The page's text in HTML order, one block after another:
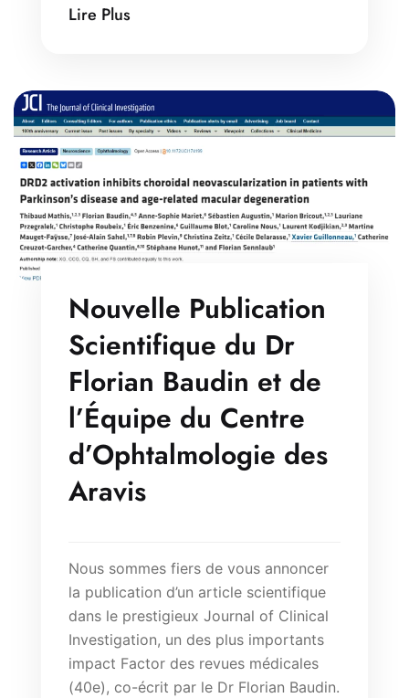
Lire Plus
Nouvelle Publication
Scientifique du Dr
Florian Baudin et de
l’Équipe du Centre
d’Ophtalmologie des
Aravis
Nous sommes fiers de vous annoncer
la publication d’un article scientifique
dans le prestigieux Journal of Clinical
Investigation, un des plus importants
impact Factor des revues médicales
(40e), co-écrit par le Dr Florian Baudin.